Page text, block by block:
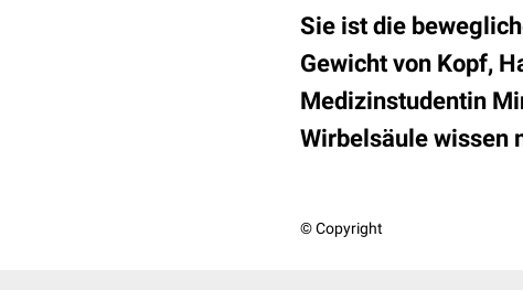
Sie ist die
Gewicht von Kopf,
Medizinstudentin
Wirbelsäule wissen
© Copyright